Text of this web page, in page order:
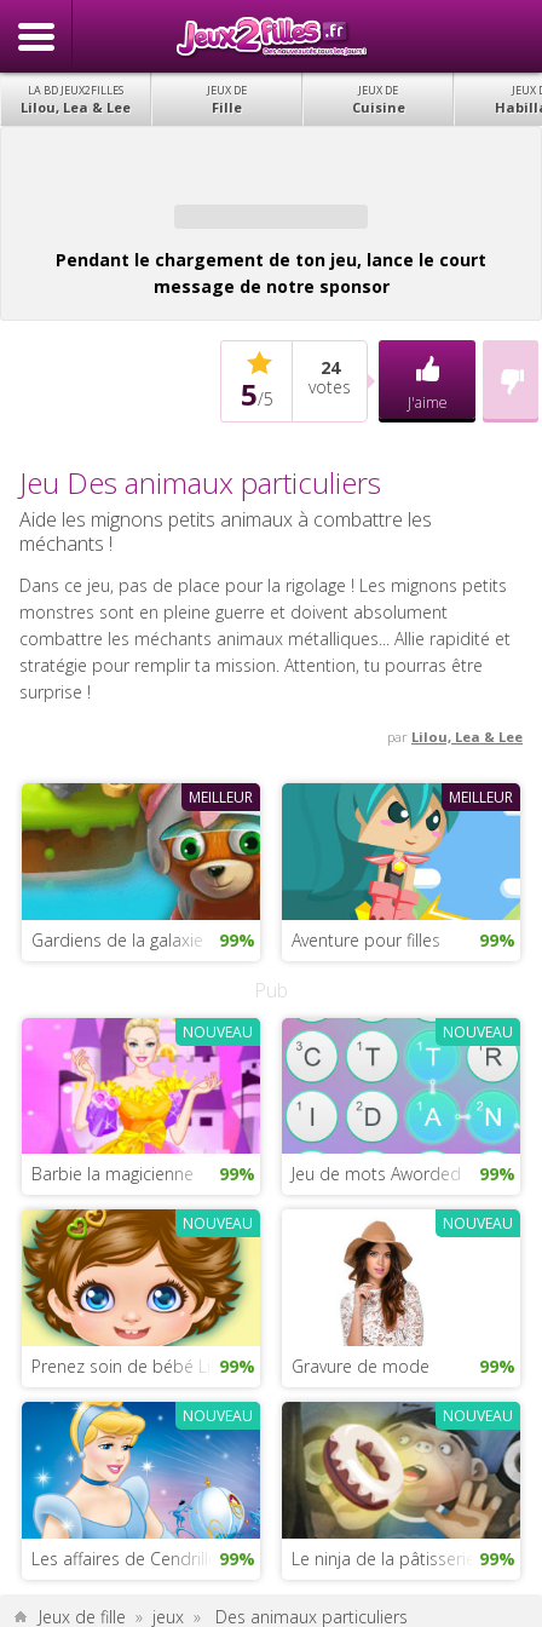
LA BD JEUX2FILLES
Lilou, Lea & Lee
JEUX DE
Fille
JEUX DE
Cuisine
JEUX
Pendant le chargement de ton jeu, lance le court
message de notre sponsor
5/5
24
votes
J'aime
Jeu Des animaux particuliers
Aide les mignons petits animaux à combattre les
méchants !
Dans ce jeu, pas de place pour la rigolage ! Les mignons petits
monstres sont en pleine guerre et doivent absolument
combattre les méchants animaux métalliques... Allie rapidité et
stratégie pour remplir ta mission. Attention, tu pourras être
surprise !
par Lilou, Lea & Lee
MEILLEUR
Gardiens de la galaxie 99%
MEILLEUR
Aventure pour filles 99%
Pub
NOUVEAU
Barbie la magicienne 99%
NOUVEAU
Jeu de mots Aworded 99%
NOUVEAU
Prenez soin de bébé Lily99%
NOUVEAU
Gravure de mode 99%
NOUVEAU
Les affaires de Cendrillon99%
NOUVEAU
Le ninja de la pâtisserie 99%
Jeux de fille » jeux » Des animaux particuliers